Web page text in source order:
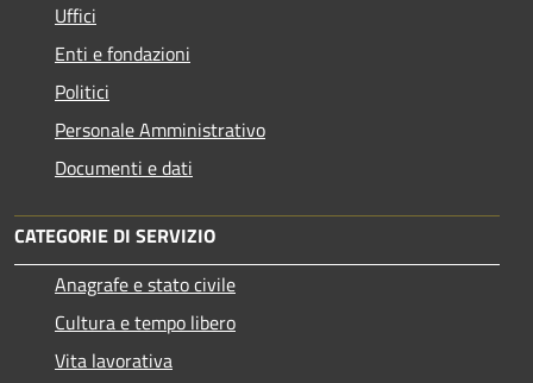
Uffici
Enti e fondazioni
Politici
Personale Amministrativo
Documenti e dati
CATEGORIE DI SERVIZIO
Anagrafe e stato civile
Cultura e tempo libero
Vita lavorativa